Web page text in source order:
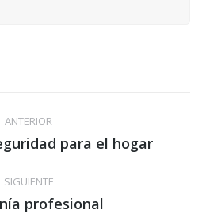
ANTERIOR
Publicaciónpara el hogar
SIGUIENTE
Publicación
profesional